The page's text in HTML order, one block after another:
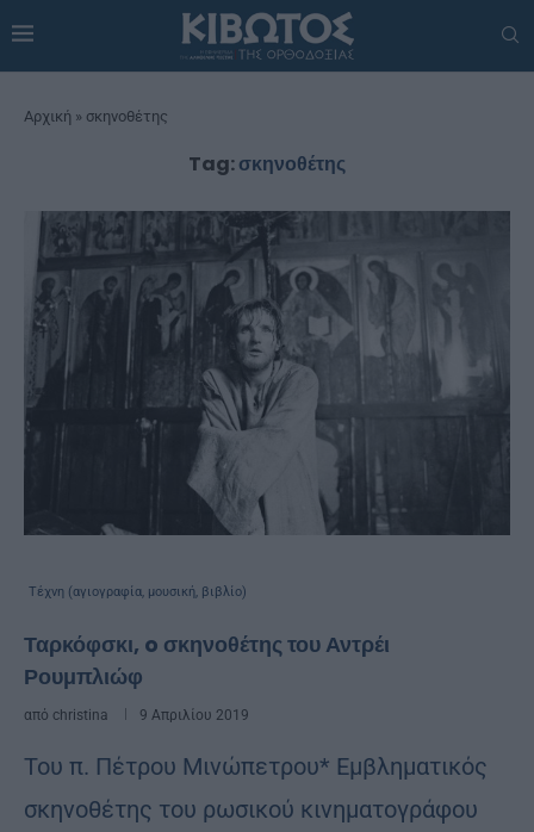
Αρχική » σκηνοθέτης
Tag:σκηνοθέτης
Τέχνη (αγιογραφία, μουσική, βιβλίο)
Ταρκόφσκι, o σκηνοθέτης του Αντρέι
Ρουμπλιώφ
από christina 9 Απριλίου 2019
Του π. Πέτρου Μινώπετρου* Εµβληµατικός
σκηνοθέτης του ρωσικού κινηµατογράφου